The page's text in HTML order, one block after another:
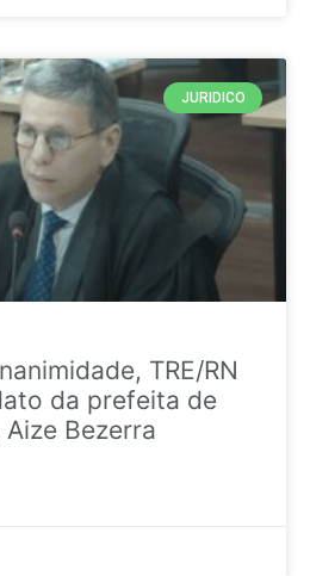
JURIDICO
TRE/RN
da prefeita de
Bezerra